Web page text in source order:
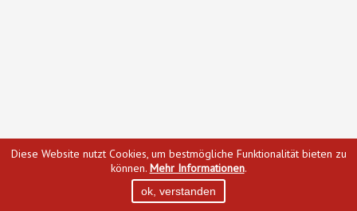
Diese Website nutzt Cookies, um bestmögliche Funktionalität bieten zu
können. Mehr Informationen.
ok, verstanden